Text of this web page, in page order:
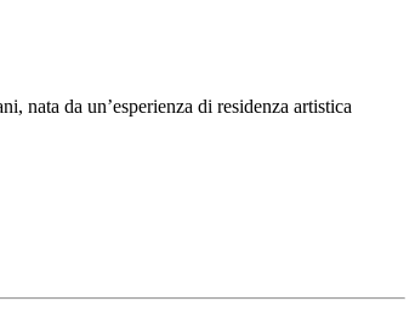
nata da un’esperienza di residenza artistica